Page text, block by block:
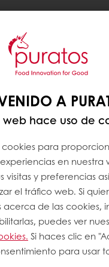
A
web hace uso de
cookies para
en nuestra
visitas y preferencias
el tráfico web. Si
de las cookies,
puedes ver
Si haces clic en
para usar